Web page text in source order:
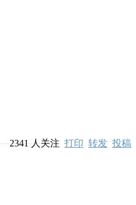
2341人关注 打印 转发 投稿